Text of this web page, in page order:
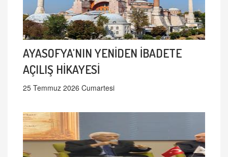
AYASOFYA'NIN YENİDEN İBADETE
AÇILIŞ HİKAYESİ
25 Temmuz 2026 Cumartesi